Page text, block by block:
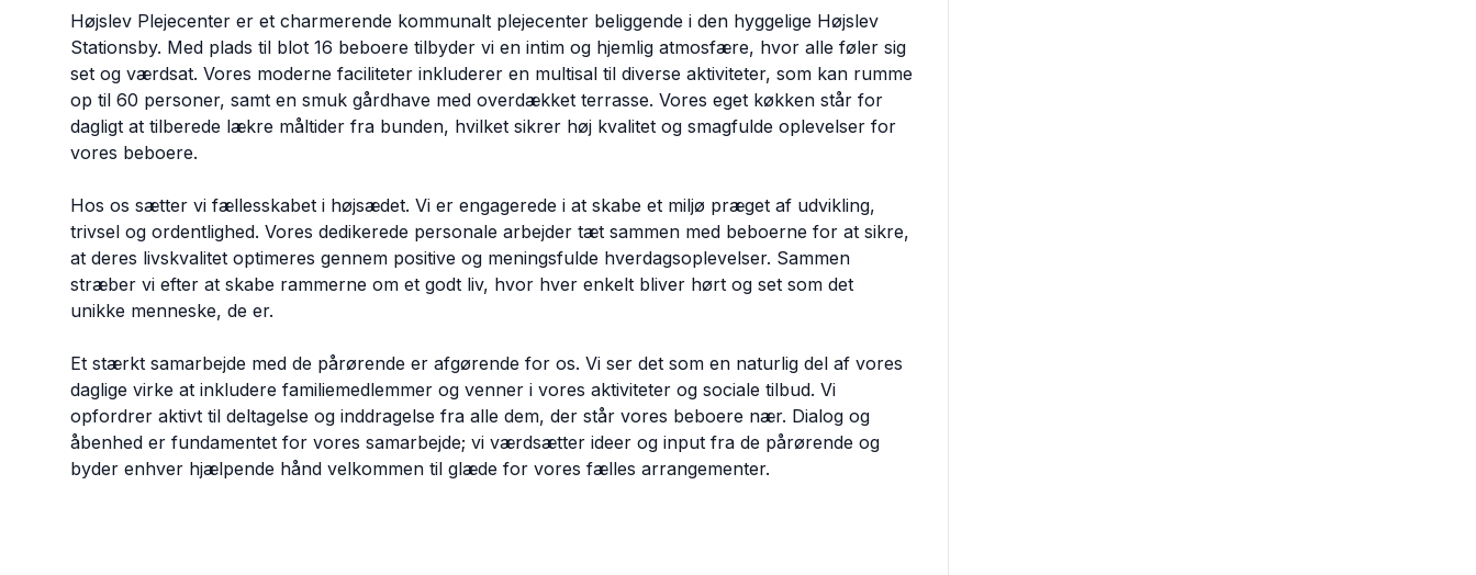
Højslev Plejecenter er et charmerende kommunalt plejecenter beliggende i den hyggelige Højslev
Stationsby. Med plads til blot 16 beboere tilbyder vi en intim og hjemlig atmosfære, hvor alle føler sig
set og værdsat. Vores moderne faciliteter inkluderer en multisal til diverse aktiviteter, som kan rumme
op til 60 personer, samt en smuk gårdhave med overdækket terrasse. Vores eget køkken står for
dagligt at tilberede lækre måltider fra bunden, hvilket sikrer høj kvalitet og smagfulde oplevelser for
vores beboere.
Hos os sætter vi fællesskabet i højsædet. Vi er engagerede i at skabe et miljø præget af udvikling,
trivsel og ordentlighed. Vores dedikerede personale arbejder tæt sammen med beboerne for at sikre,
at deres livskvalitet optimeres gennem positive og meningsfulde hverdagsoplevelser. Sammen
stræber vi efter at skabe rammerne om et godt liv, hvor hver enkelt bliver hørt og set som det
unikke menneske, de er.
Et stærkt samarbejde med de pårørende er afgørende for os. Vi ser det som en naturlig del af vores
daglige virke at inkludere familiemedlemmer og venner i vores aktiviteter og sociale tilbud. Vi
opfordrer aktivt til deltagelse og inddragelse fra alle dem, der står vores beboere nær. Dialog og
åbenhed er fundamentet for vores samarbejde; vi værdsætter ideer og input fra de pårørende og
byder enhver hjælpende hånd velkommen til glæde for vores fælles arrangementer.